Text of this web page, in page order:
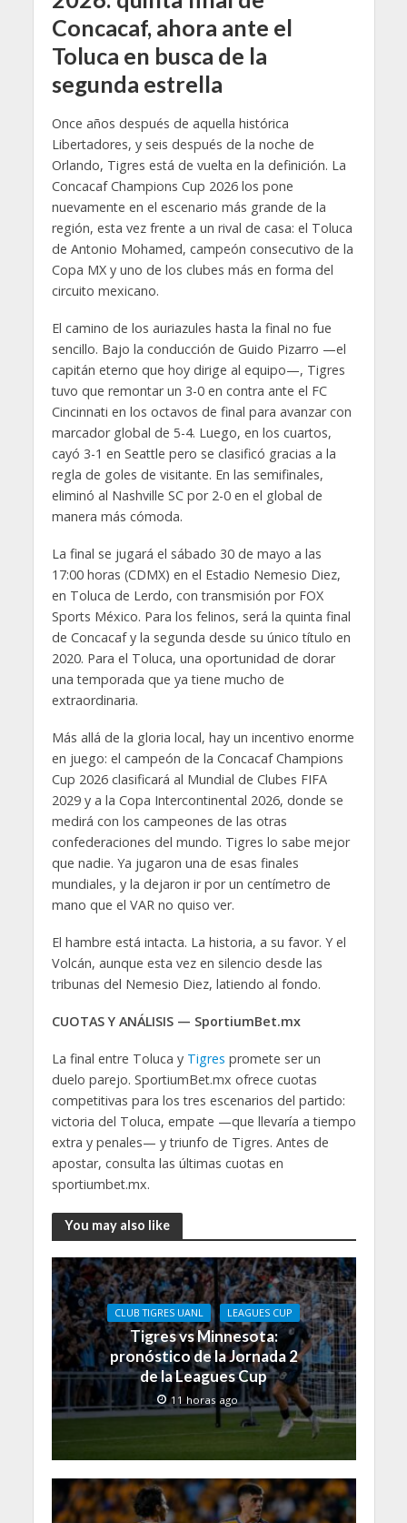
Concacaf, ahora ante el
Toluca en busca de la
segunda estrella
Once años después de aquella histórica
Libertadores, y seis después de la noche de
Orlando, Tigres está de vuelta en la definición. La
Concacaf Champions Cup 2026 los pone
nuevamente en el escenario más grande de la
región, esta vez frente a un rival de casa: el Toluca
de Antonio Mohamed, campeón consecutivo de la
Copa MX y uno de los clubes más en forma del
circuito mexicano.
El camino de los auriazules hasta la final no fue
sencillo. Bajo la conducción de Guido Pizarro —el
capitán eterno que hoy dirige al equipo—, Tigres
tuvo que remontar un 3-0 en contra ante el FC
Cincinnati en los octavos de final para avanzar con
marcador global de 5-4. Luego, en los cuartos,
cayó 3-1 en Seattle pero se clasificó gracias a la
regla de goles de visitante. En las semifinales,
eliminó al Nashville SC por 2-0 en el global de
manera más cómoda.
La final se jugará el sábado 30 de mayo a las
17:00 horas (CDMX) en el Estadio Nemesio Diez,
en Toluca de Lerdo, con transmisión por FOX
Sports México. Para los felinos, será la quinta final
de Concacaf y la segunda desde su único título en
2020. Para el Toluca, una oportunidad de dorar
una temporada que ya tiene mucho de
extraordinaria.
Más allá de la gloria local, hay un incentivo enorme
en juego: el campeón de la Concacaf Champions
Cup 2026 clasificará al Mundial de Clubes FIFA
2029 y a la Copa Intercontinental 2026, donde se
medirá con los campeones de las otras
confederaciones del mundo. Tigres lo sabe mejor
que nadie. Ya jugaron una de esas finales
mundiales, y la dejaron ir por un centímetro de
mano que el VAR no quiso ver.
El hambre está intacta. La historia, a su favor. Y el
Volcán, aunque esta vez en silencio desde las
tribunas del Nemesio Diez, latiendo al fondo.
CUOTAS Y ANÁLISIS — SportiumBet.mx
La final entre Toluca y Tigres promete ser un
duelo parejo. SportiumBet.mx ofrece cuotas
competitivas para los tres escenarios del partido:
victoria del Toluca, empate —que llevaría a tiempo
extra y penales— y triunfo de Tigres. Antes de
apostar, consulta las últimas cuotas en
sportiumbet.mx.
You may also like
CLUB TIGRES UANL LEAGUES CUP
Tigres vs Minnesota:
pronóstico de la Jornada 2
de la Leagues Cup
11 horas ago